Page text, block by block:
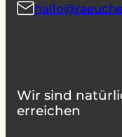
Wir sind
erreichen